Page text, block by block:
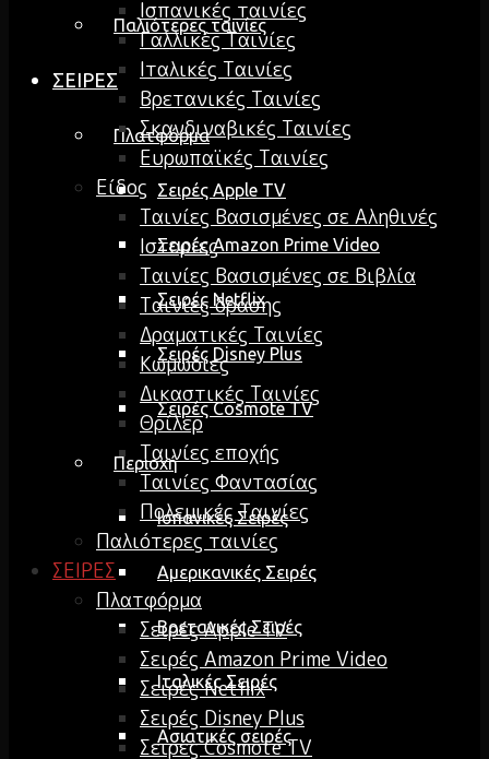
Παλιότερες ταινίες
ΣΕΙΡΕΣ
Πλατφόρμα
Σειρές Apple TV
Σειρές Amazon Prime Video
Σειρές Netflix
Σειρές Disney Plus
Σειρές Cosmote TV
Περιοχή
Ισπανικές Σειρές
Αμερικανικές Σειρές
Βρετανικές Σειρές
Ιταλικές Σειρές
Ασιατικές σειρές
Ισπανικές ταινίες
Γαλλικές Ταινίες
Ιταλικές Ταινίες
Βρετανικές Ταινίες
Σκανδιναβικές Ταινίες
Ευρωπαϊκές Ταινίες
Είδος
Ταινίες Βασισμένες σε Αληθινές
Ιστορίες
Ταινίες Βασισμένες σε Βιβλία
Ταινίες δράσης
Δραματικές Ταινίες
Κωμωδίες
Δικαστικές Ταινίες
Θρίλερ
Ταινίες εποχής
Ταινίες Φαντασίας
Πολεμικές Ταινίες
Παλιότερες ταινίες
ΣΕΙΡΕΣ
Πλατφόρμα
Σειρές Apple TV
Σειρές Amazon Prime Video
Σειρές Netflix
Σειρές Disney Plus
Σειρές Cosmote TV